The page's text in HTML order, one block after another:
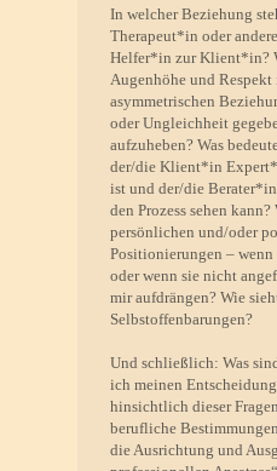
In welcher Beziehung
Therapeut*in oder
Helfer*in zur Klient*in?
Augenhöhe und Respekt
asymmetrischen
oder Ungleichheit
aufzuheben? Was
der/die Klient*in
ist und der/die
den Prozess sehen
persönlichen und/oder
Positionierungen – wenn
oder wenn sie nicht
mir aufdrängen? Wie
Selbstoffenbarungen?
Und schließlich: Was
ich meinen
hinsichtlich dieser
berufliche
die Ausrichtung und